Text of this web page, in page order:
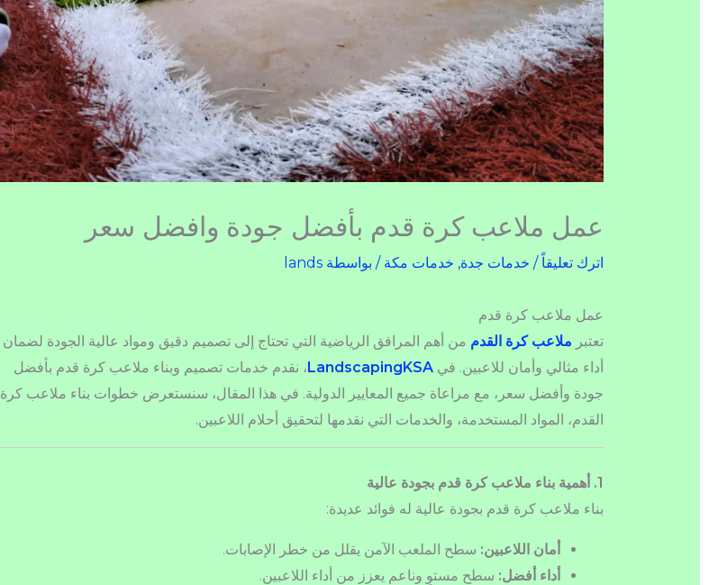
عمل ملاعب كرة قدم بأفضل جودة وافضل سعر
اترك تعليقاً / خدمات جدة, خدمات مكة / بواسطة lands
عمل ملاعب كرة قدم
تعتبر ملاعب كرة القدم من أهم المرافق الرياضية التي تحتاج إلى تصميم دقيق ومواد عالية الجودة لضمان
أداء مثالي وأمان للاعبين. في LandscapingKSA، نقدم خدمات تصميم وبناء ملاعب كرة قدم بأفضل
جودة وأفضل سعر، مع مراعاة جميع المعايير الدولية. في هذا المقال، سنستعرض خطوات بناء ملاعب كرة
القدم، المواد المستخدمة، والخدمات التي نقدمها لتحقيق أحلام اللاعبين.
1. أهمية بناء ملاعب كرة قدم بجودة عالية
بناء ملاعب كرة قدم بجودة عالية له فوائد عديدة:
أمان اللاعبين: سطح الملعب الآمن يقلل من خطر الإصابات.
أداء أفضل: سطح مستوٍ وناعم يعزز من أداء اللاعبين.